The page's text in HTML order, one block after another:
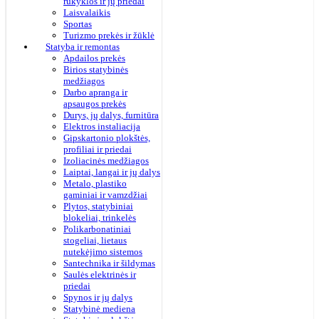
Laisvalaikis
Sportas
Turizmo prekės ir žūklė
Statyba ir remontas
Apdailos prekės
Birios statybinės
medžiagos
Darbo apranga ir
apsaugos prekės
Durys, jų dalys, furnitūra
Elektros instaliacija
Gipskartonio plokštės,
profiliai ir priedai
Izoliacinės medžiagos
Laiptai, langai ir jų dalys
Metalo, plastiko
gaminiai ir vamzdžiai
Plytos, statybiniai
blokeliai, trinkelės
Polikarbonatiniai
stogeliai, lietaus
nutekėjimo sistemos
Santechnika ir šildymas
Saulės elektrinės ir
priedai
Spynos ir jų dalys
Statybinė mediena